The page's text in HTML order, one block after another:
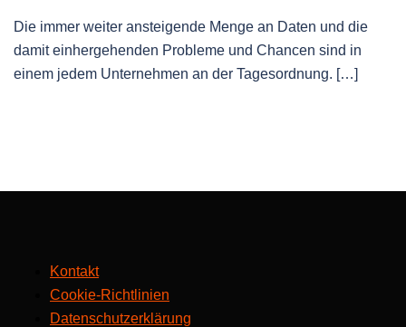
Die immer weit­er ansteigende Menge an Dat­en und die
damit ein­herge­hen­den Prob­leme und Chan­cen sind in
einem jedem Unternehmen an der Tagesordnung. […]
Kontakt
Cookie-Richtlinien
Datenschutzerklärung